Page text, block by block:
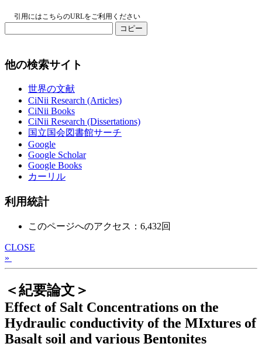
引用にはこちらのURLをご利用ください
コピー
他の検索サイト
世界の文献
CiNii Research (Articles)
CiNii Books
CiNii Research (Dissertations)
国立国会図書館サーチ
Google
Google Scholar
Google Books
カーリル
利用統計
このページへのアクセス：6,432回
CLOSE
»
＜紀要論文＞
Effect of Salt Concentrations on the
Hydraulic conductivity of the MIxtures of
Basalt soil and various Bentonites